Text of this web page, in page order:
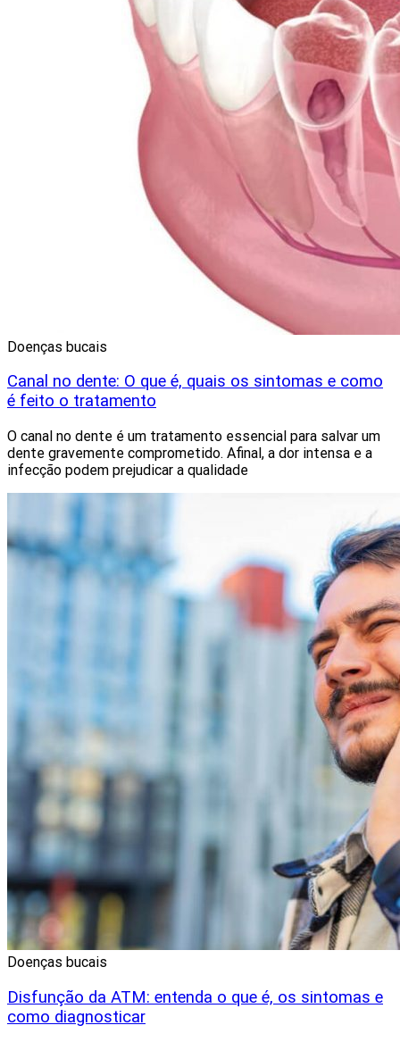
Doenças bucais
Canal no dente: O que é, quais os sintomas e como
é feito o tratamento
O canal no dente é um tratamento essencial para salvar um
dente gravemente comprometido. Afinal, a dor intensa e a
infecção podem prejudicar a qualidade
Doenças bucais
Disfunção da ATM: entenda o que é, os sintomas e
como diagnosticar